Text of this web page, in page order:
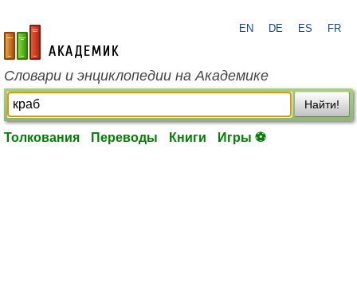
academic.ru
EN DE ES FR
Словари и энциклопедии на Академике
Найти!
Толкования Переводы Книги Игры ⚽